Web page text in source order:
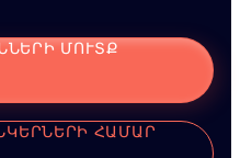
ՄՈՒՏՔ
ՀԱՄԱՐ